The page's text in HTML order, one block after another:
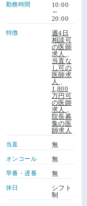
勤務時間
10:00
～
20:00
特徴
週4日
相談可
の医師
求人
当直な
し可の
医師求
人
1,800
万円可
の医師
求人
院長募
集の医
師求人
当直 無
オンコール 無
早番・遅番 無
休日
シフト
制